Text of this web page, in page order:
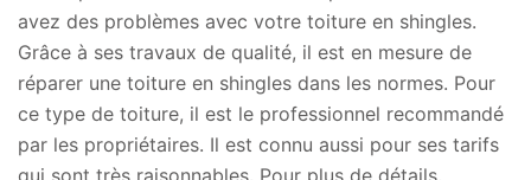
avez des problèmes avec votre toiture en shingles.
Grâce à ses travaux de qualité, il est en mesure de
réparer une toiture en shingles dans les normes. Pour
ce type de toiture, il est le professionnel recommandé
par les propriétaires. Il est connu aussi pour ses tarifs